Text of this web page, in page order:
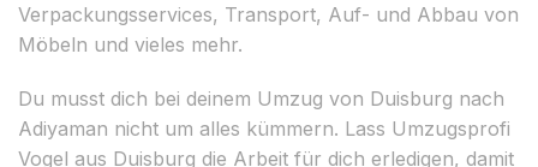
Verpackungsservices, Transport, Auf- und Abbau von
Möbeln und vieles mehr.
Du musst dich bei deinem Umzug von Duisburg nach
Adiyaman nicht um alles kümmern. Lass Umzugsprofi
Vogel aus Duisburg die Arbeit für dich erledigen, damit